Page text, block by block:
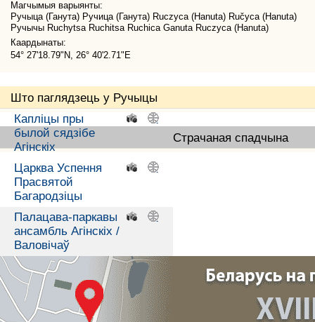
Магчымыя варыянты:
Ручыца (Ганута) Ручица (Ганута) Ruczyca (Hanuta) Ručyca (Hanuta)
Ручычы Ruchytsa Ruchitsa Ruchica Ganuta Ruczyca (Hanuta)
Каардынаты:
54° 27'18.79"N, 26° 40'2.71"E
Што паглядзець у Ручыцы
Капліцы пры
былой сядзібе
Агінскіх
.
.
Царква Успення
Прасвятой
Багародзіцы
.
.
Страчаная спадчына
Палацава-паркавы
ансамбль Агінскіх /
Валовічаў
.
.